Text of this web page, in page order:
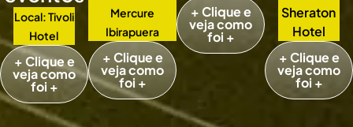
Local: Tivoli
Hotel
+ Clique e
veja como
foi +
Mercure
Ibirapuera
+ Clique e
veja como
foi +
+ Clique e
veja como
foi +
Sheraton
Hotel
+ Clique e
veja como
foi +